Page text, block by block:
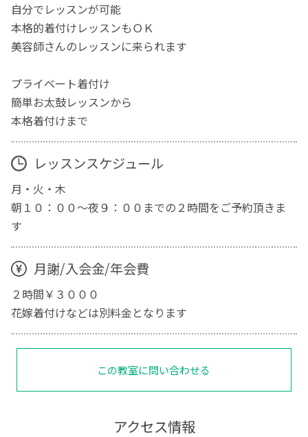
自分でレッスンが可能
本格的着付けレッスンもＯＫ
美容師さんのレッスンに来られます
プライベート着付け
簡単お太鼓レッスンから
本格着付けまで
レッスンスケジュール
月・火・木
朝１０：００～夜９：００までの２時間をご予約頂きま
す
月謝/入会金/年会費
２時間￥３０００
花嫁着付けなどは別料金となります
この教室に問い合わせる
アクセス情報